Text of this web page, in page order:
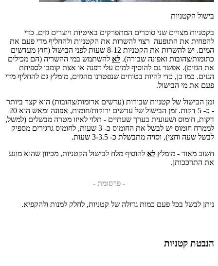
בישול הקטניות
בקטניות מצויים שני סוכרים המתפרקים באיטיות ויוצרים גזים. כדי
להפחית את התופעה רצוי להשרות את הקטניות ולהחליף מדי פעם את
המים. יש להשרות את הקטניות 8-12 שעות לפני הבישול (חוץ מעדשים
כתומות/צהובות ואפונה שבורה). לא להשתמש במי ההשריה (הם מכילים
את הגזים). אפשר גם להוסיף למים עלי דפנה או אצת קומבו לספיחת
הגזים. כמו כן, כדי להיות בטוחים שנפטרנו מהגזים, מומלץ גם להחליף מדי
פעם את מי הבישול.
זמן הבישול של קטניות שבורות (עדשים אדומות/צהובות) הוא קצר ביותר
- כ- 5 דקות. זמן הבישול של עדשים ירוקות/חומות, אפונה ומאש הוא 20
דקות, חומוס ושעועית בערך שעתיים - תלוי לאיזו מטרה מבשלים (למשל,
לממרח חומוס יש לבשל את החומוס כ- 3 שעות, לחומוס גרגירים מספיק
לבשל שעה וחצי), וסויה מתבשלת כ- 3-3.5 שעות.
חשוב מאוד - מומלץ לא להוסיף מלח לבישול הקטניות, מכיוון שהוא מונע
את התרככותן.
- פרסומת -
ניתן לבשל בכל פעם כמות גדולה של קטניות, לחלק למנות ולהקפיא.
הנבטת קטניות